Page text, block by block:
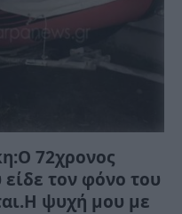
72χρονος
τον φόνο του
ψυχή μου με